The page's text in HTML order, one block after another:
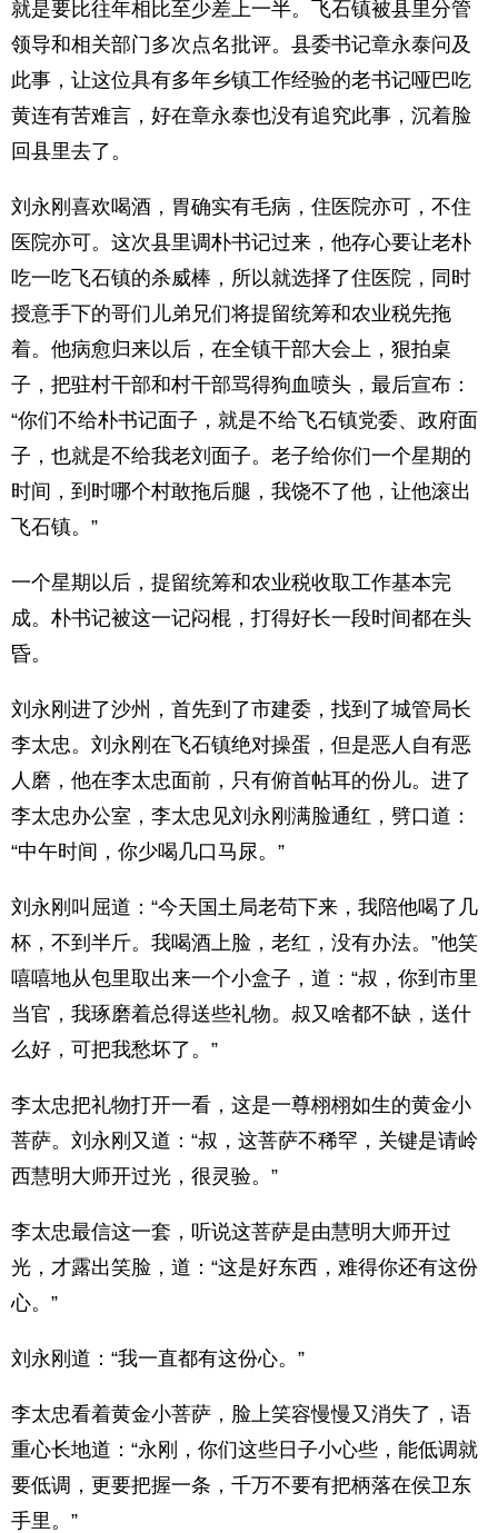
就是要比往年相比至少差上一半。飞石镇被县里分管
领导和相关部门多次点名批评。县委书记章永泰问及
此事，让这位具有多年乡镇工作经验的老书记哑巴吃
黄连有苦难言，好在章永泰也没有追究此事，沉着脸
回县里去了。
刘永刚喜欢喝酒，胃确实有毛病，住医院亦可，不住
医院亦可。这次县里调朴书记过来，他存心要让老朴
吃一吃飞石镇的杀威棒，所以就选择了住医院，同时
授意手下的哥们儿弟兄们将提留统筹和农业税先拖
着。他病愈归来以后，在全镇干部大会上，狠拍桌
子，把驻村干部和村干部骂得狗血喷头，最后宣布：
“你们不给朴书记面子，就是不给飞石镇党委、政府面
子，也就是不给我老刘面子。老子给你们一个星期的
时间，到时哪个村敢拖后腿，我饶不了他，让他滚出
飞石镇。”
一个星期以后，提留统筹和农业税收取工作基本完
成。朴书记被这一记闷棍，打得好长一段时间都在头
昏。
刘永刚进了沙州，首先到了市建委，找到了城管局长
李太忠。刘永刚在飞石镇绝对操蛋，但是恶人自有恶
人磨，他在李太忠面前，只有俯首帖耳的份儿。进了
李太忠办公室，李太忠见刘永刚满脸通红，劈口道：
“中午时间，你少喝几口马尿。”
刘永刚叫屈道：“今天国土局老苟下来，我陪他喝了几
杯，不到半斤。我喝酒上脸，老红，没有办法。”他笑
嘻嘻地从包里取出来一个小盒子，道：“叔，你到市里
当官，我琢磨着总得送些礼物。叔又啥都不缺，送什
么好，可把我愁坏了。”
李太忠把礼物打开一看，这是一尊栩栩如生的黄金小
菩萨。刘永刚又道：“叔，这菩萨不稀罕，关键是请岭
西慧明大师开过光，很灵验。”
李太忠最信这一套，听说这菩萨是由慧明大师开过
光，才露出笑脸，道：“这是好东西，难得你还有这份
心。”
刘永刚道：“我一直都有这份心。”
李太忠看着黄金小菩萨，脸上笑容慢慢又消失了，语
重心长地道：“永刚，你们这些日子小心些，能低调就
要低调，更要把握一条，千万不要有把柄落在侯卫东
手里。”